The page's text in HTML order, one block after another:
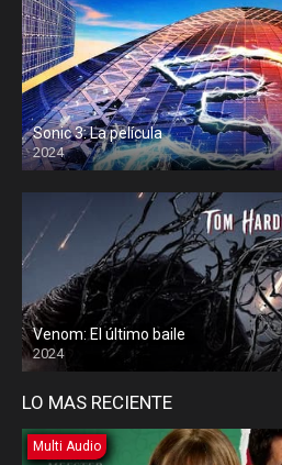
Sonic 3: La película
2024
Venom: El último baile
2024
LO MAS RECIENTE
Multi Audio